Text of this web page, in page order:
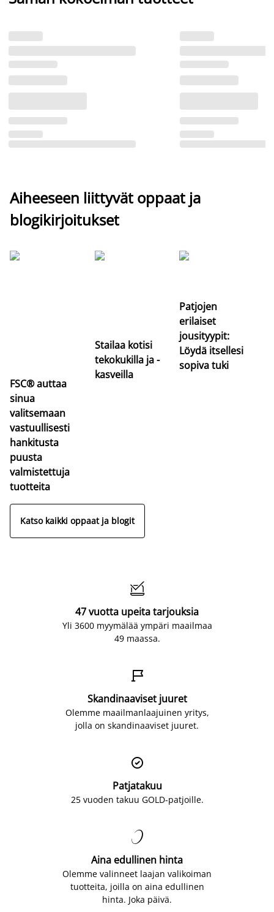
Aiheeseen liittyvät oppaat ja
blogikirjoitukset
FSC® auttaa
sinua
valitsemaan
vastuullisesti
hankitusta
puusta
valmistettuja
tuotteita
Stailaa kotisi
tekokukilla ja -
kasveilla
Patjojen
erilaiset
jousityypit:
Löydä itsellesi
sopiva tuki
Katso kaikki oppaat ja blogit

47 vuotta upeita tarjouksia
Yli 3600 myymälää ympäri maailmaa
49 maassa.

Skandinaaviset juuret
Olemme maailmanlaajuinen yritys,
jolla on skandinaaviset juuret.

Patjatakuu
25 vuoden takuu GOLD-patjoille.

Aina edullinen hinta
Olemme valinneet laajan valikoiman
tuotteita, joilla on aina edullinen
hinta. Joka päivä.